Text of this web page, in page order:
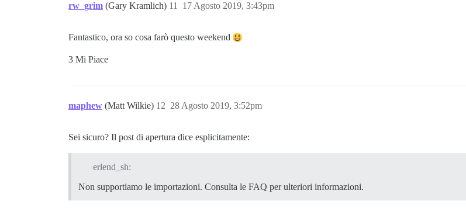
rw_grim (Gary Kramlich) 17 Agosto 2019, 3:43pm
11
Fantastico, ora so cosa farò questo weekend
3 Mi Piace
maphew (Matt Wilkie) 28 Agosto 2019, 3:52pm
12
Sei sicuro? Il post di apertura dice esplicitamente:
erlend_sh:
Non supportiamo le importazioni. Consulta le FAQ per ulteriori informazioni.